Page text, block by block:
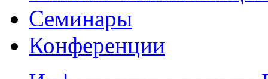
Семинары
Конференции